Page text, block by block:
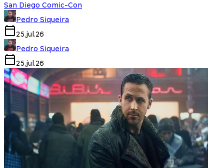
San Diego Comic-Con
Pedro Siqueira
25.jul.26
Pedro Siqueira
25.jul.26